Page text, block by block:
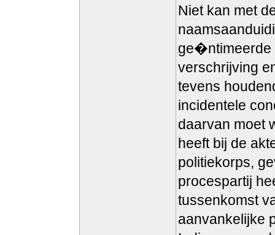
Niet kan met
ge�ntimeerde
verschrijving
tevens
incidentele
daarvan moet
heeft bij de
politiekorps,
procespartij
tussenkomst
aanvankelijke